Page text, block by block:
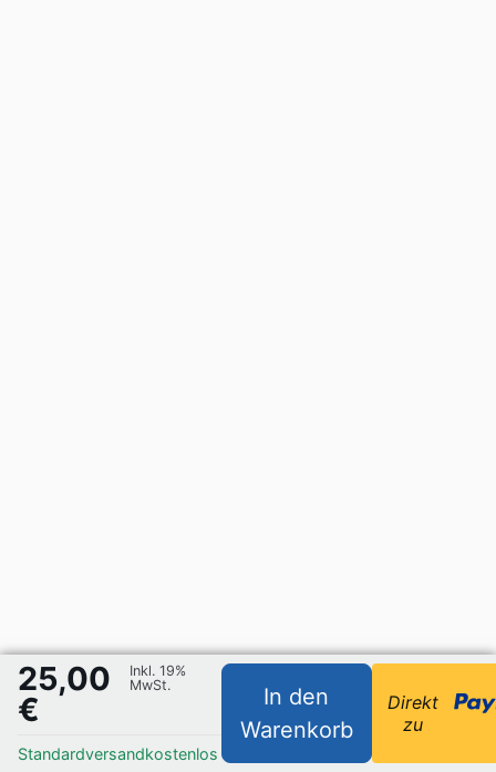
25,00
€
Inkl. 19%
MwSt.
Standardversandkostenlos
In den
Warenkorb
Direkt
zu